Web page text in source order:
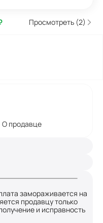
Просмотреть (2)
О продавце
замораживается на
продавцу только
и исправность